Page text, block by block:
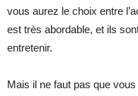
vous aurez le choix entre
est très abordable, et ils
entretenir.
Mais il ne faut pas que